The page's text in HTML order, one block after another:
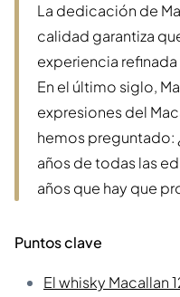
La dedicación de
calidad garantiza
experiencia
En el último siglo,
expresiones del
hemos preguntado:
años de todas las
años que hay que
Puntos clave
El whisky Macallan